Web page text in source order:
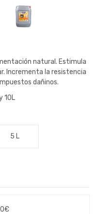
natural. Estimula
Incrementa la resistencia
dañinos.
10L
5 L